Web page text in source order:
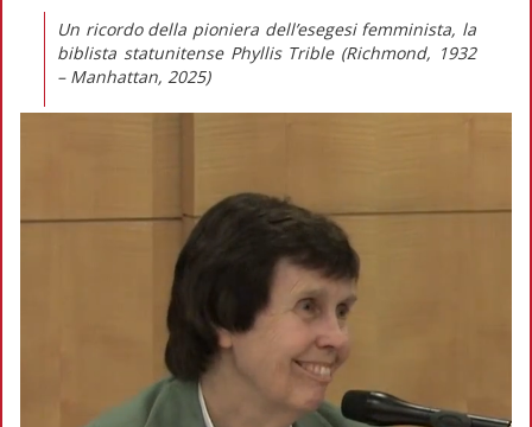
Un ricordo della pioniera dell’esegesi femminista, la
biblista statunitense Phyllis Trible (Richmond, 1932
– Manhattan, 2025)